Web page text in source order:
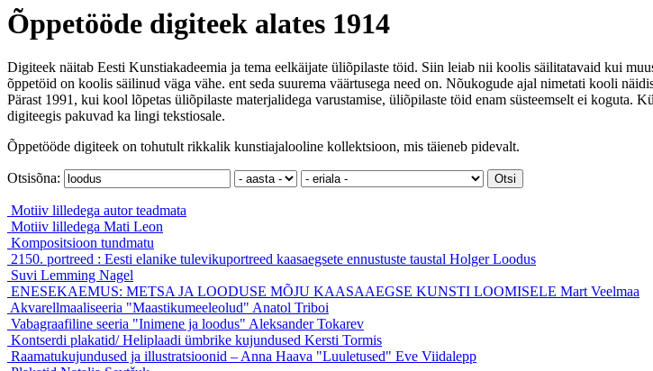
Õppetööde digiteek alates 1914
Digiteek näitab Eesti Kunstiakadeemia ja tema eelkäijate üliõpilaste töid. Siin leiab nii koolis säilitatavaid kui
õppetöid on koolis säilinud väga vähe. ent seda suurema väärtusega need on. Nõukogude ajal nimetati kooli
Pärast 1991, kui kool lõpetas üliõpilaste materjalidega varustamise, üliõpilaste töid enam süsteemselt ei koguta.
digiteegis pakuvad ka lingi tekstiosale.
Õppetööde digiteek on tohutult rikkalik kunstiajalooline kollektsioon, mis täieneb pidevalt.
Otsisõna:
Motiiv lilledega autor teadmata
Motiiv lilledega Mati Leon
Kompositsioon tundmatu
2150. portreed : Eesti elanike tulevikuportreed kaasaegsete ennustuste taustal Holger Loodus
Suvi Lemming Nagel
ENESEKAEMUS: METSA JA LOODUSE MÕJU KAASAAEGSE KUNSTI LOOMISELE Mart Veelmaa
Akvarellmaaliseeria "Maastikumeeleolud" Anatol Triboi
Vabagraafiline seeria "Inimene ja loodus" Aleksander Tokarev
Kontserdi plakatid/ Heliplaadi ümbrike kujundused Kersti Tormis
Raamatukujundused ja illustratsioonid – Anna Haava "Luuletused" Eve Viidalepp